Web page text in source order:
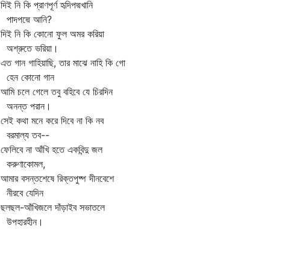
দিই নি কি প্রাণপূর্ণ হৃদিপদ্মখানি
পাদপদ্মে আনি?
দিই নি কি কোনো ফুল অমর করিয়া
অশ্রুতে ভরিয়া।
এত গান গাহিয়াছি, তার মাঝে নাহি কি গো
হেন কোনো গান
আমি চলে গেলে তবু বহিবে যে চিরদিন
অনন্ত পরান।
সেই কথা মনে করে দিবে না কি নব
বরমাল্য তব--
ফেলিবে না আঁখি হতে একবিন্দু জল
করুণাকোমল,
আমার বসন্তশেষে রিক্তপুষ্প দীনবেশে
নীরবে যেদিন
ছলছল-আঁখিজলে দাঁড়াইব সভাতলে
উপহারহীন।